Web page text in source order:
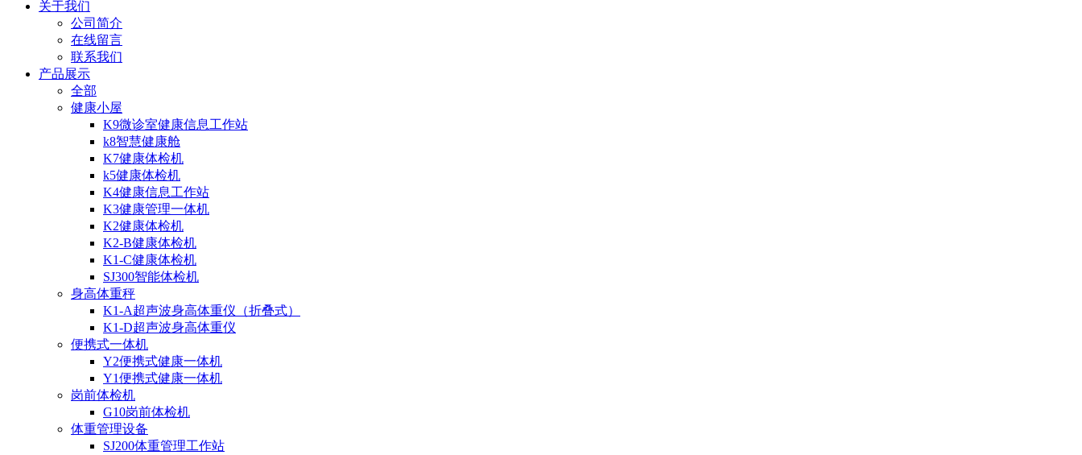
关于我们
公司简介
在线留言
联系我们
产品展示
全部
健康小屋
K9微诊室健康信息工作站
k8智慧健康舱
K7健康体检机
k5健康体检机
K4健康信息工作站
K3健康管理一体机
K2健康体检机
K2-B健康体检机
K1-C健康体检机
SJ300智能体检机
身高体重秤
K1-A超声波身高体重仪（折叠式）
K1-D超声波身高体重仪
便携式一体机
Y2便携式健康一体机
Y1便携式健康一体机
岗前体检机
G10岗前体检机
体重管理设备
SJ200体重管理工作站